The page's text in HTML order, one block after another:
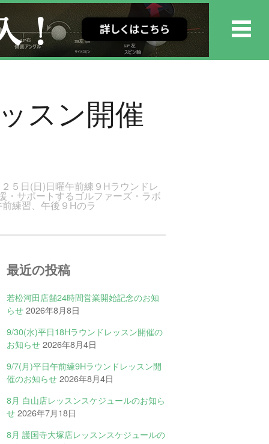
スン開催
５日(日)日曜午前練９Hラウンドレ
サポートするゴルファーズ・ラボ
練習、午後９Hのラ
最近の投稿
若松河田店舗24時間営業開始記念のお知
らせ2026年8月8日
9/30(水)平日18Hラウンドレッスン開催の
お知らせ2026年8月4日
9/7(月)平日午前練9Hラウンドレッスン開
催のお知らせ2026年8月4日
8月 白山店レッスンスケジュールのお知ら
せ2026年7月18日
8月 護国寺大塚店レッスンスケジュールの